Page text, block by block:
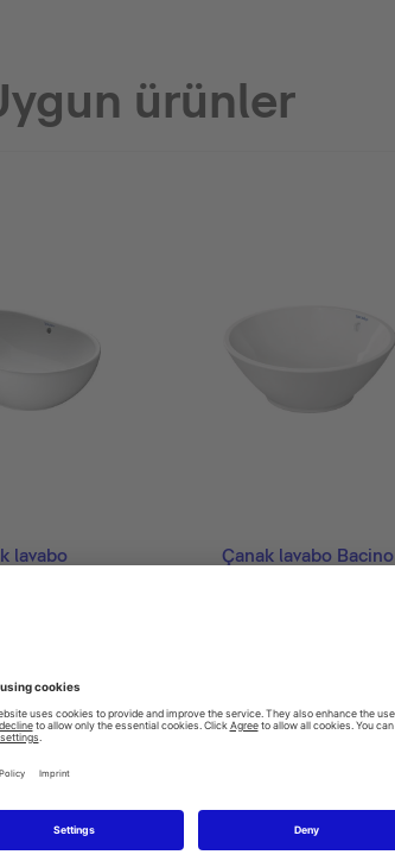
ürünler
lavabo
350 mm
Çanak lavabo Bacino
bul